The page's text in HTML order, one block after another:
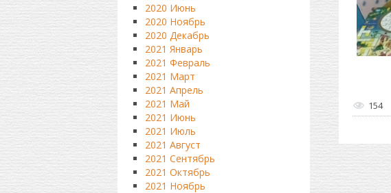
154
2020 Июнь
2020 Ноябрь
2020 Декабрь
2021 Январь
2021 Февраль
2021 Март
2021 Апрель
2021 Май
2021 Июнь
2021 Июль
2021 Август
2021 Сентябрь
2021 Октябрь
2021 Ноябрь